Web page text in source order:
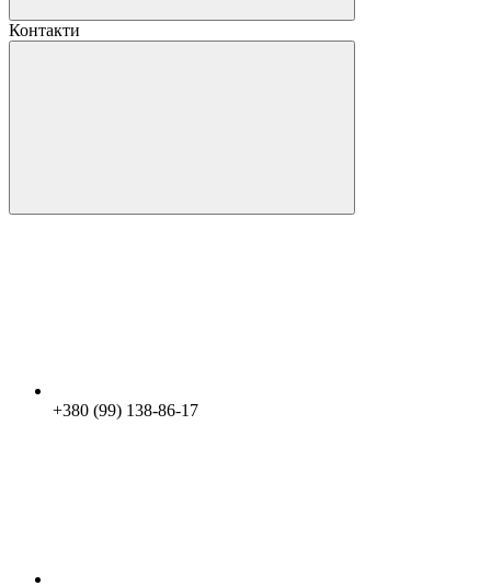
Контакти
+380 (99) 138-86-17